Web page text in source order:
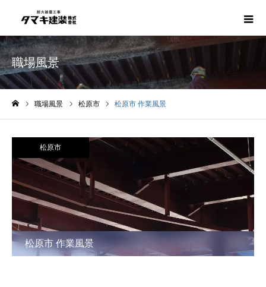
職場風景
職場風景 松原市 松原市 作業風景
松原市
松原市 作業風景